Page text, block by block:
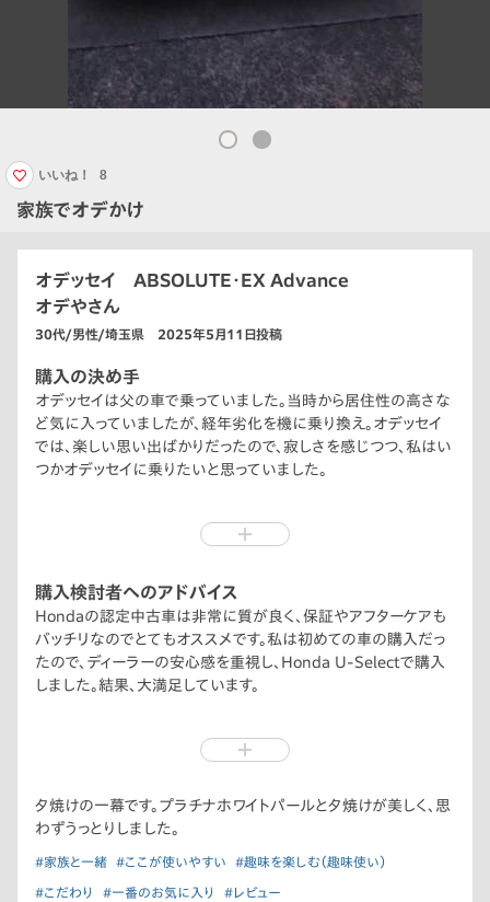
家族でオデかけ
いいね！ 8
オデッセイ ABSOLUTE・EX Advance
オデやさん
30代/男性/埼玉県 2025年5月11日投稿
購入の決め手
オデッセイは父の車で乗っていました。当時から居住性の高さな
ど気に入っていましたが、経年劣化を機に乗り換え。オデッセイ
では、楽しい思い出ばかりだったので、寂しさを感じつつ、私はい
つかオデッセイに乗りたいと思っていました。
らいたいのと、私のオデッセイへの拘りもあり、買うタイミングが
昔、父はオデッセイを運転し、遊園地や様々な場所に家族を連れ
て行ってくれました。
その遊園地や様々な場所に、今は私がオデッセイを運転し、両親
と妻、娘を連れて行っています。
は、妻と娘という新しい家族が増えました。しかし、家族でオデッ
私たち家族に、昔の楽しかった思い出や時間を思いださせてくれ
るだけでなく、再び提供してくれるオデッセイ。
これからも、家族皆で、楽しい思い出を作っていきたいです。これ
購入検討者へのアドバイス
Hondaの認定中古車は非常に質が良く、保証やアフターケアも
バッチリなのでとてもオススメです。私は初めての車の購入だっ
たので、ディーラーの安心感を重視し、Honda U-Selectで購入
しました。結果、大満足しています。
乗れるかも大切なポイントです。中古車の質は、玉石混交ですが、
間違いないです。
麗で状態が良かったので、大変満足しており、2台目の車もU-
Selectで購入する予定です。
夕焼けの一幕です。プラチナホワイトパールと夕焼けが美しく、思
わずうっとりしました。
#家族と一緒 #ここが使いやすい #趣味を楽しむ（趣味使い）
#こだわり #一番のお気に入り #レビュー